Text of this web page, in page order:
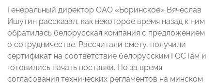
Генеральный директор ОАО «Боринское» Вячеслав
Ишутин рассказал, как некоторое время назад к ним
обратилась белорусская компания с предложением
о сотрудничестве. Рассчитали смету, получили
сертификат на соответствие белорусским ГОСТам и
готовились начать поставки. Но за время
согласования технических регламентов на минском